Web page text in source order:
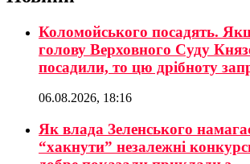
Коломойського посадять.
голову Верховного Суду
посадили, то цю дрібноту
06.08.2026, 18:16
Як влада Зеленського
“хакнути” незалежні